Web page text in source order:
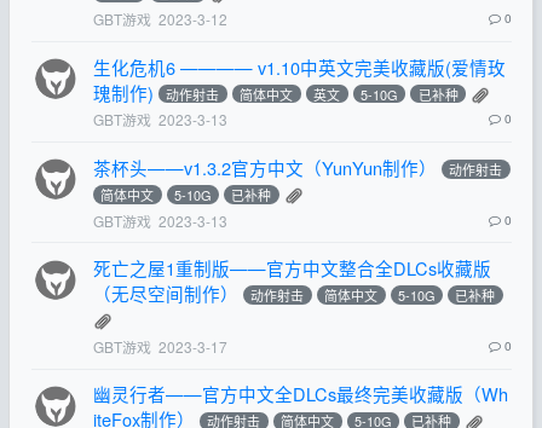
GBT游戏 2023-3-12 0
生化危机6 ———— v1.10中英文完美收藏版(爱情玫
瑰制作)
动作射击 简体中文 英文 5-10G 已补种
GBT游戏 2023-3-13 0
茶杯头——v1.3.2官方中文（YunYun制作）
动作射击
简体中文
5-10G 已补种
GBT游戏 2023-3-13 0
死亡之屋1重制版——官方中文整合全DLCs收藏版
（无尽空间制作）
动作射击 简体中文 5-10G 已补种
GBT游戏 2023-3-17 0
幽灵行者——官方中文全DLCs最终完美收藏版（Wh
iteFox制作）
动作射击 简体中文 5-10G 已补种